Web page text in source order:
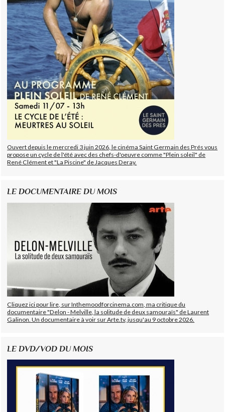
Ouvert depuis le mercredi 3 juin 2026, le cinéma Saint Germain des Prés vous
propose un cycle de l'été avec des chefs-d'oeuvre comme "Plein soleil" de
René Clément et "La Piscine" de Jacques Deray.
LE DOCUMENTAIRE DU MOIS
Cliquez ici pour lire, sur Inthemoodforcinema.com, ma critique du
documentaire "Delon - Melville, la solitude de deux samouraïs" de Laurent
Galinon. Un documentaire à voir sur Arte.tv, jusqu'au 9 octobre 2026.
LE DVD/VOD DU MOIS